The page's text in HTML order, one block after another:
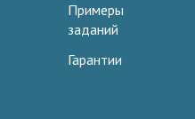
Примеры
заданий
Гарантии